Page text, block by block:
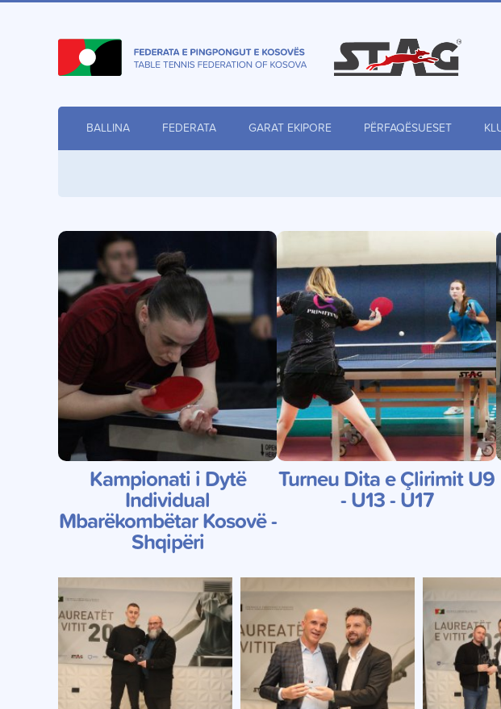
BALLINA FEDERATA GARAT EKIPORE PËRFAQËSUESET
Kampionati i Dytë
Individual
Mbarëkombëtar Kosovë -
Shqipëri
Turneu Dita e Çlirimit U9
- U13 - U17